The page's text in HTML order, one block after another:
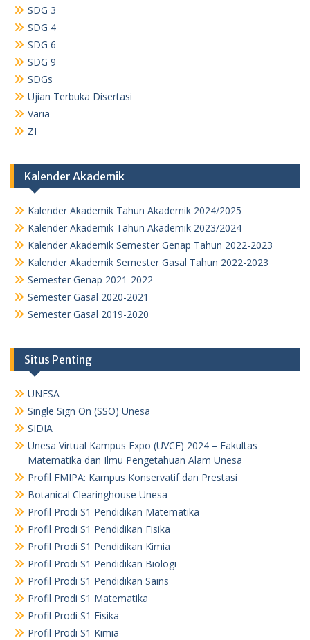
SDG 3
SDG 4
SDG 6
SDG 9
SDGs
Ujian Terbuka Disertasi
Varia
ZI
Kalender Akademik
Kalender Akademik Tahun Akademik 2024/2025
Kalender Akademik Tahun Akademik 2023/2024
Kalender Akademik Semester Genap Tahun 2022-2023
Kalender Akademik Semester Gasal Tahun 2022-2023
Semester Genap 2021-2022
Semester Gasal 2020-2021
Semester Gasal 2019-2020
Situs Penting
UNESA
Single Sign On (SSO) Unesa
SIDIA
Unesa Virtual Kampus Expo (UVCE) 2024 – Fakultas
Matematika dan Ilmu Pengetahuan Alam Unesa
Profil FMIPA: Kampus Konservatif dan Prestasi
Botanical Clearinghouse Unesa
Profil Prodi S1 Pendidikan Matematika
Profil Prodi S1 Pendidikan Fisika
Profil Prodi S1 Pendidikan Kimia
Profil Prodi S1 Pendidikan Biologi
Profil Prodi S1 Pendidikan Sains
Profil Prodi S1 Matematika
Profil Prodi S1 Fisika
Profil Prodi S1 Kimia